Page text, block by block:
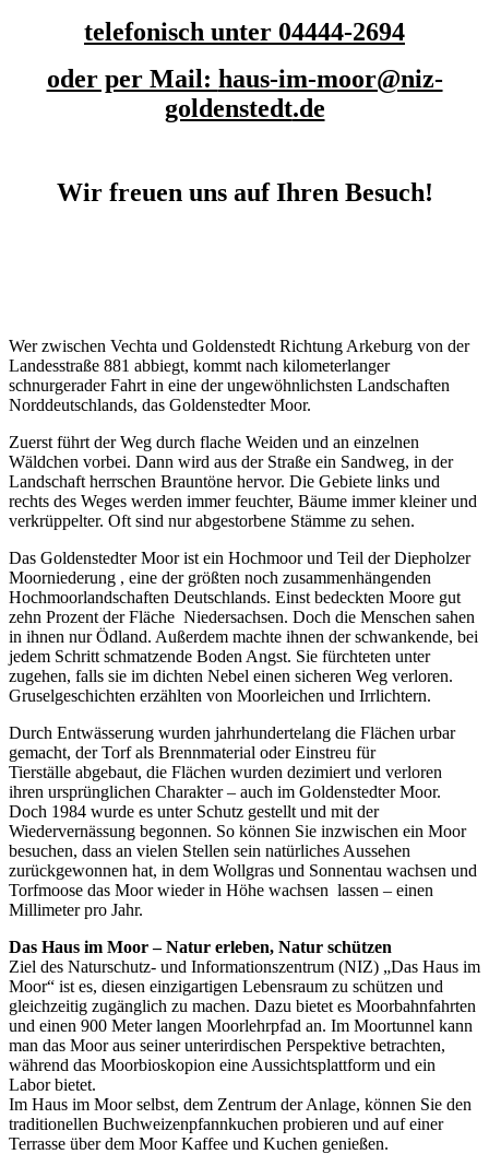
telefonisch unter 04444-2694
oder per Mail: haus-im-moor@niz-
goldenstedt.de
Wir freuen uns auf Ihren Besuch!
Wer zwischen Vechta und Goldenstedt Richtung Arkeburg von der
Landesstraße 881 abbiegt, kommt nach kilometerlanger
schnurgerader Fahrt in eine der ungewöhnlichsten Landschaften
Norddeutschlands, das Goldenstedter Moor.
Zuerst führt der Weg durch flache Weiden und an einzelnen
Wäldchen vorbei. Dann wird aus der Straße ein Sandweg, in der
Landschaft herrschen Brauntöne hervor. Die Gebiete links und
rechts des Weges werden immer feuchter, Bäume immer kleiner und
verkrüppelter. Oft sind nur abgestorbene Stämme zu sehen.
Das Goldenstedter Moor ist ein Hochmoor und Teil der Diepholzer
Moorniederung , eine der größten noch zusammenhängenden
Hochmoorlandschaften Deutschlands. Einst bedeckten Moore gut
zehn Prozent der Fläche Niedersachsen. Doch die Menschen sahen
in ihnen nur Ödland. Außerdem machte ihnen der schwankende, bei
jedem Schritt schmatzende Boden Angst. Sie fürchteten unter
zugehen, falls sie im dichten Nebel einen sicheren Weg verloren.
Gruselgeschichten erzählten von Moorleichen und Irrlichtern.
Durch Entwässerung wurden jahrhundertelang die Flächen urbar
gemacht, der Torf als Brennmaterial oder Einstreu für
Tierställe abgebaut, die Flächen wurden dezimiert und verloren
ihren ursprünglichen Charakter – auch im Goldenstedter Moor.
Doch 1984 wurde es unter Schutz gestellt und mit der
Wiedervernässung begonnen. So können Sie inzwischen ein Moor
besuchen, dass an vielen Stellen sein natürliches Aussehen
zurückgewonnen hat, in dem Wollgras und Sonnentau wachsen und
Torfmoose das Moor wieder in Höhe wachsen lassen – einen
Millimeter pro Jahr.
Das Haus im Moor – Natur erleben, Natur schützen
Ziel des Naturschutz- und Informationszentrum (NIZ) „Das Haus im
Moor“ ist es, diesen einzigartigen Lebensraum zu schützen und
gleichzeitig zugänglich zu machen. Dazu bietet es Moorbahnfahrten
und einen 900 Meter langen Moorlehrpfad an. Im Moortunnel kann
man das Moor aus seiner unterirdischen Perspektive betrachten,
während das Moorbioskopion eine Aussichtsplattform und ein
Labor bietet.
Im Haus im Moor selbst, dem Zentrum der Anlage, können Sie den
traditionellen Buchweizenpfannkuchen probieren und auf einer
Terrasse über dem Moor Kaffee und Kuchen genießen.